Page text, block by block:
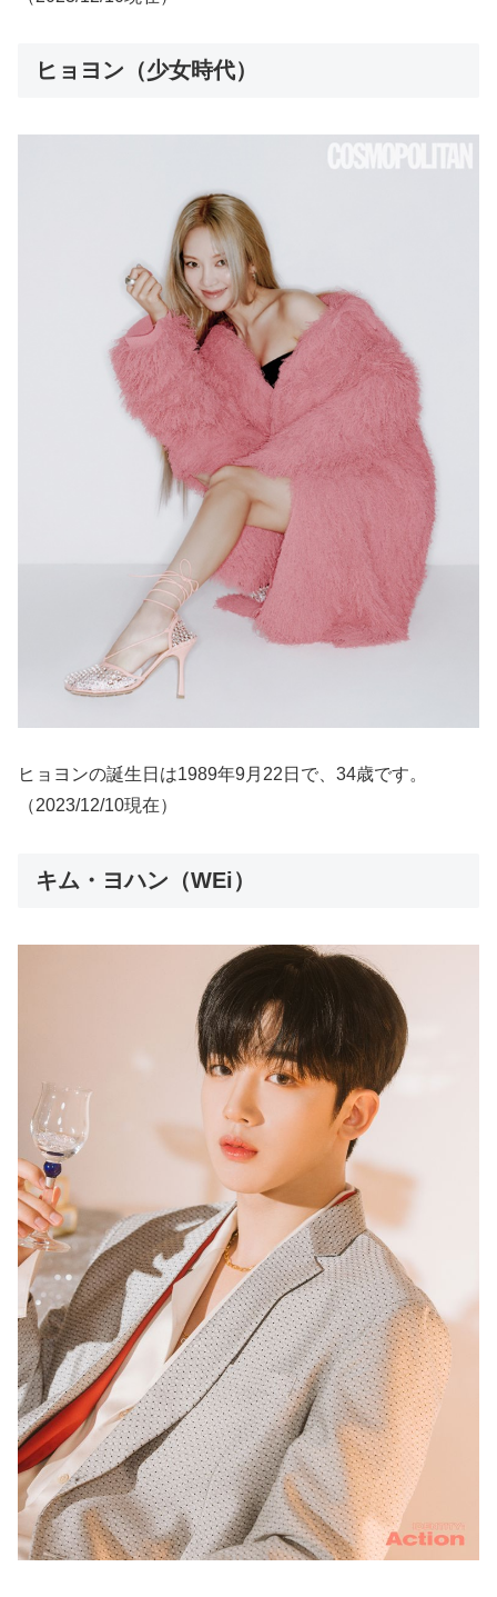
ヒョヨン（少女時代）
ヒョヨンの誕生日は1989年9月22日で、34歳です。
（2023/12/10現在）
キム・ヨハン（WEi）